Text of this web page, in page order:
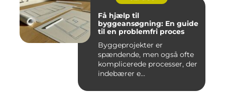
Få hjælp til
byggeansøgning: En guide
til en problemfri proces
Byggeprojekter er
spændende, men også ofte
komplicerede processer, der
indebærer e...